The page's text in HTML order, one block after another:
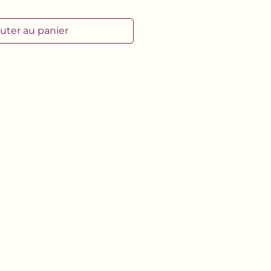
au panier